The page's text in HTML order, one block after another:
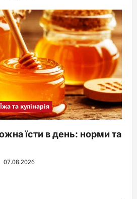
Їжа та кулінарія
їсти в день: норми та
07.08.2026